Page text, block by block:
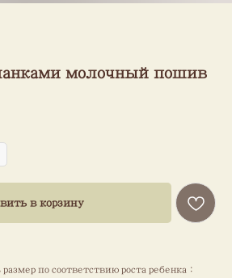
молочный пошив
в корзину
по соответствию роста ребенка :